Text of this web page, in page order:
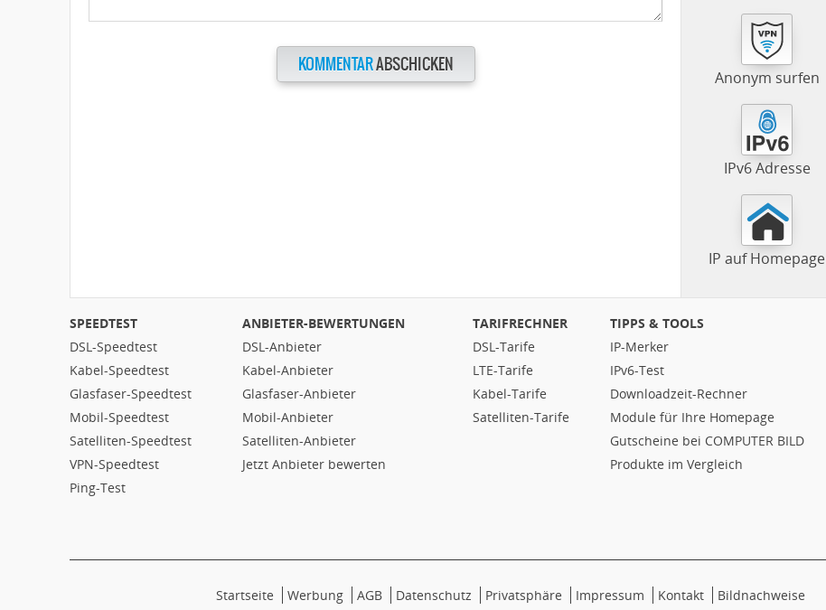
KOMMENTARABSCHICKEN
Anonym surfen
IPv6 Adresse
IP auf Homepage
SPEEDTEST
DSL-Speedtest
Kabel-Speedtest
Glasfaser-Speedtest
Mobil-Speedtest
Satelliten-Speedtest
VPN-Speedtest
Ping-Test
ANBIETER-BEWERTUNGEN
DSL-Anbieter
Kabel-Anbieter
Glasfaser-Anbieter
Mobil-Anbieter
Satelliten-Anbieter
Jetzt Anbieter bewerten
TARIFRECHNER
DSL-Tarife
LTE-Tarife
Kabel-Tarife
Satelliten-Tarife
TIPPS & TOOLS
IP-Merker
IPv6-Test
Downloadzeit-Rechner
Module für Ihre Homepage
Gutscheine bei COMPUTER BILD
Produkte im Vergleich
Startseite Werbung AGB Datenschutz Privatsphäre Impressum Kontakt Bildnachweise